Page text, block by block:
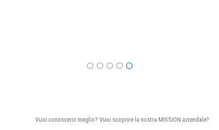
Vuoi conoscerci meglio? Vuoi scoprire la nostra MISSION aziendale?